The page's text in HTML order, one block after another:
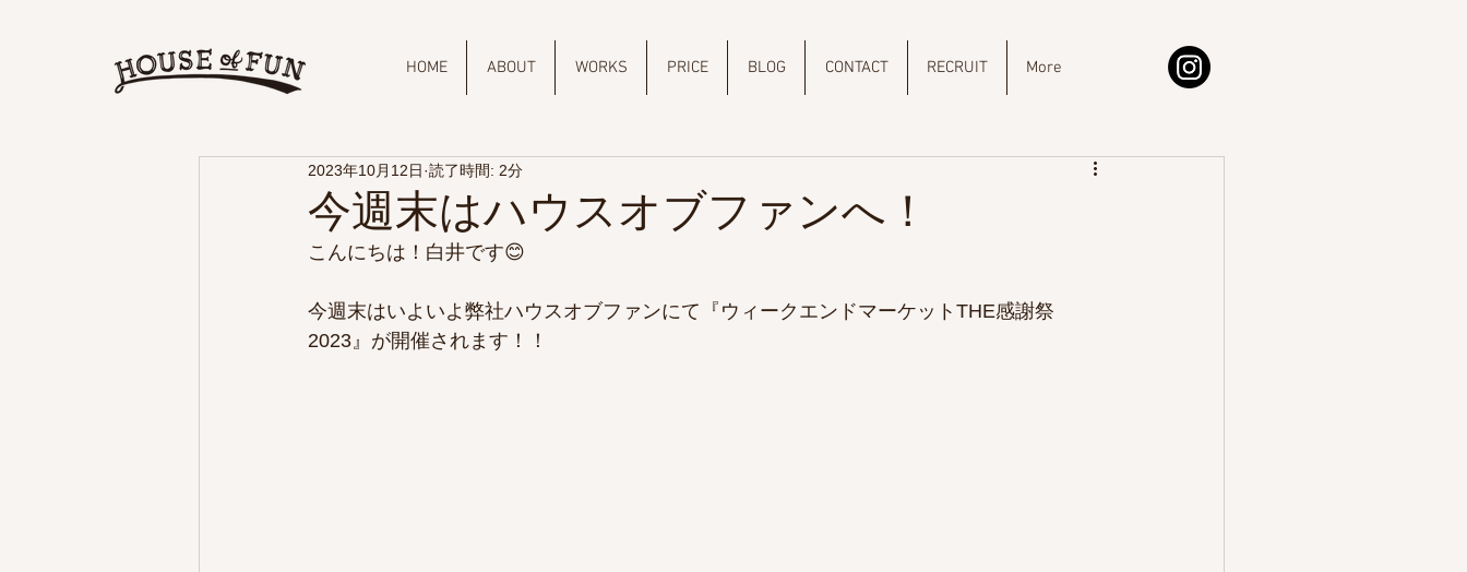
HOME ABOUT WORKS PRICE BLOG CONTACT RECRUIT More
今週末はハウスオブファンへ！
2023年10月12日 読了時間: 2分
こんにちは！白井です😊
今週末はいよいよ弊社ハウスオブファンにて『ウィークエンドマーケットTHE感謝祭
2023』が開催されます！！